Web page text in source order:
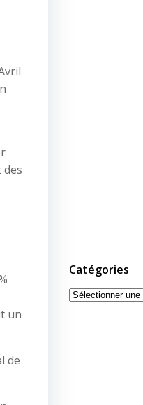
un
de
Catégories
Catégories